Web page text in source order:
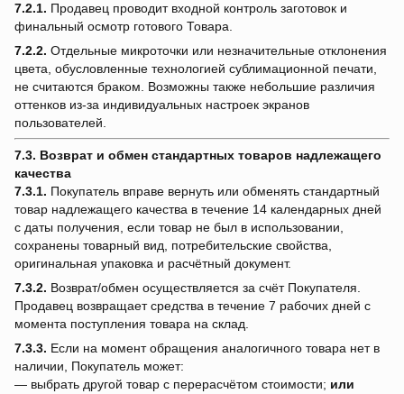
7.2.1. Продавец проводит входной контроль заготовок и
финальный осмотр готового Товара.
7.2.2. Отдельные микроточки или незначительные отклонения
цвета, обусловленные технологией сублимационной печати,
не считаются браком. Возможны также небольшие различия
оттенков из-за индивидуальных настроек экранов
пользователей.
7.3. Возврат и обмен стандартных товаров надлежащего
качества
7.3.1. Покупатель вправе вернуть или обменять стандартный
товар надлежащего качества в течение 14 календарных дней
с даты получения, если товар не был в использовании,
сохранены товарный вид, потребительские свойства,
оригинальная упаковка и расчётный документ.
7.3.2. Возврат/обмен осуществляется за счёт Покупателя.
Продавец возвращает средства в течение 7 рабочих дней с
момента поступления товара на склад.
7.3.3. Если на момент обращения аналогичного товара нет в
наличии, Покупатель может:
— выбрать другой товар с перерасчётом стоимости; или